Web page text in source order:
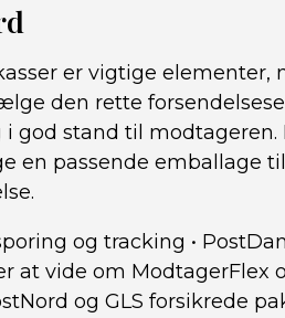
er vigtige elementer,
den rette
i god stand til
en passende emballage
og tracking •
at vide om ModtagerFlex
og GLS forsikrede